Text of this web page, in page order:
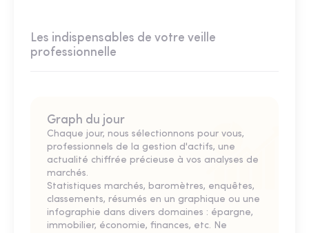
Les indispensables de votre veille
professionnelle
Graph du jour
Chaque jour, nous sélectionnons pour vous,
professionnels de la gestion d'actifs, une
actualité chiffrée précieuse à vos analyses de
marchés.
Statistiques marchés, baromètres, enquêtes,
classements, résumés en un graphique ou une
infographie dans divers domaines : épargne,
immobilier, économie, finances, etc. Ne